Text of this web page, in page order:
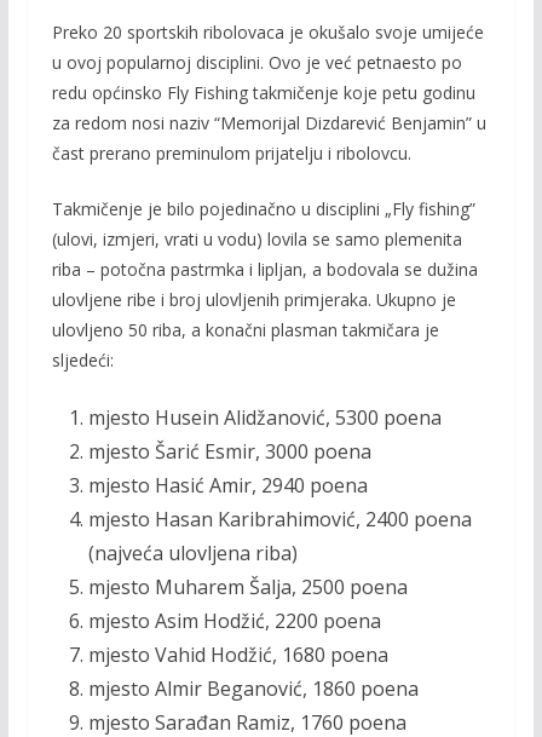
o
k
n
k
Preko 20 sportskih ribolovaca je okušalo svoje umijeće
u ovoj popularnoj disciplini. Ovo je već petnaesto po
redu općinsko Fly Fishing takmičenje koje petu godinu
za redom nosi naziv “Memorijal Dizdarević Benjamin” u
čast prerano preminulom prijatelju i ribolovcu.
Takmičenje je bilo pojedinačno u disciplini „Fly fishing”
(ulovi, izmjeri, vrati u vodu) lovila se samo plemenita
riba – potočna pastrmka i lipljan, a bodovala se dužina
ulovljene ribe i broj ulovljenih primjeraka. Ukupno je
ulovljeno 50 riba, a konačni plasman takmičara je
sljedeći:
mjesto Husein Alidžanović, 5300 poena
mjesto Šarić Esmir, 3000 poena
mjesto Hasić Amir, 2940 poena
mjesto Hasan Karibrahimović, 2400 poena
(najveća ulovljena riba)
mjesto Muharem Šalja, 2500 poena
mjesto Asim Hodžić, 2200 poena
mjesto Vahid Hodžić, 1680 poena
mjesto Almir Beganović, 1860 poena
mjesto Sarađan Ramiz, 1760 poena